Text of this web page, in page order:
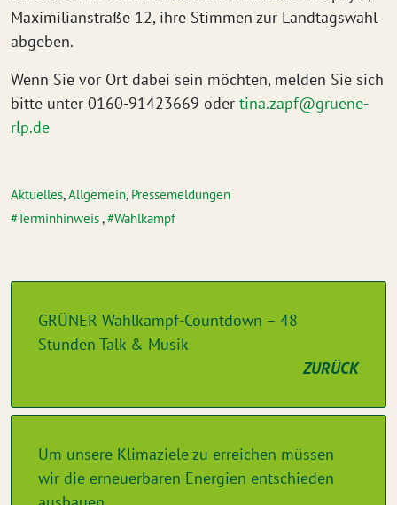
Maximilianstraße 12, ihre Stimmen zur Landtagswahl
abgeben.
Wenn Sie vor Ort dabei sein möchten, melden Sie sich
bitte unter 0160-91423669 oder tina.zapf@gruene-
rlp.de
Aktuelles,Allgemein, Pressemeldungen
Terminhinweis, Wahlkampf
GRÜNER Wahlkampf-Countdown – 48
Stunden Talk & Musik
ZURÜCK
Um unsere Klimaziele zu erreichen müssen
wir die erneuerbaren Energien entschieden